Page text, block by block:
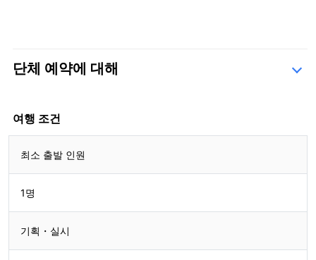
단체 예약에 대해
여행 조건
최소 출발 인원
1명
기획・실시